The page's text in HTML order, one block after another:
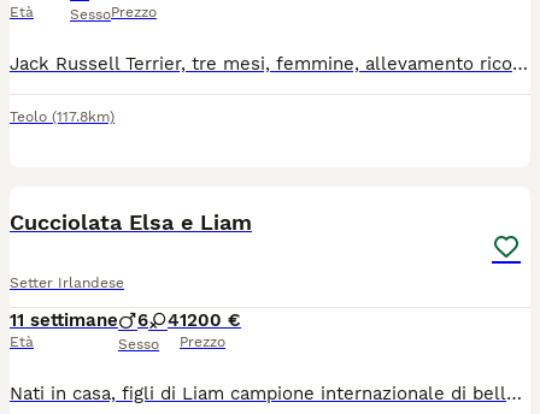
Età SessoPrezzo
Jack Russell Terrier, tre mesi, femmine, allevamento riconosciuto ENCI, padre Campione Internazionale Gallant Gimli Bohemia White Hunter, madre Sarga del Mondonego, “Eccellente” in raduno nazionale di razza, giudice Pattyn Suzanne. Sverminate e vaccinate, socializzate e di ottimo carattere.
Teolo (117.8km)
Cucciolata Elsa e Liam
Setter Irlandese
11 settimane
Età
6 4
Sesso
1200 €
Prezzo
Nati in casa, figli di Liam campione internazionale di bellezza, allevamento Valle delle Anatre e Elsa dolcissima setter nata anche lei in casa e visibile in loco, sono deliziosi cuccioli sani e vivaci che crescono con la nostra famiglia in casa e hanno a disposizione un gran giardino per correre e giocare